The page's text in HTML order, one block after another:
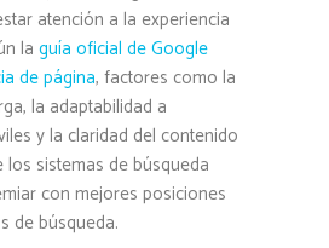
atención a la experiencia
la guía oficial de Google
de página, factores como la
la adaptabilidad a
y la claridad del contenido
los sistemas de búsqueda
con mejores posiciones
de búsqueda.